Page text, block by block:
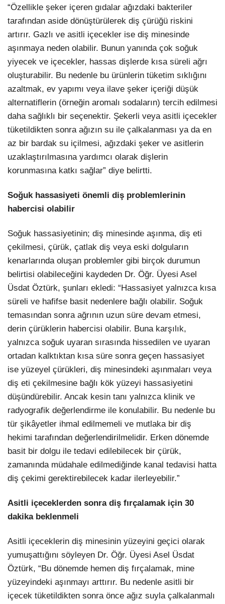
“Özellikle şeker içeren gıdalar ağızdaki bakteriler
tarafından aside dönüştürülerek diş çürüğü riskini
artırır. Gazlı ve asitli içecekler ise diş minesinde
aşınmaya neden olabilir. Bunun yanında çok soğuk
yiyecek ve içecekler, hassas dişlerde kısa süreli ağrı
oluşturabilir. Bu nedenle bu ürünlerin tüketim sıklığını
azaltmak, ev yapımı veya ilave şeker içeriği düşük
alternatiflerin (örneğin aromalı sodaların) tercih edilmesi
daha sağlıklı bir seçenektir. Şekerli veya asitli içecekler
tüketildikten sonra ağızın su ile çalkalanması ya da en
az bir bardak su içilmesi, ağızdaki şeker ve asitlerin
uzaklaştırılmasına yardımcı olarak dişlerin
korunmasına katkı sağlar” diye belirtti.
Soğuk hassasiyeti önemli diş problemlerinin
habercisi olabilir
Soğuk hassasiyetinin; diş minesinde aşınma, diş eti
çekilmesi, çürük, çatlak diş veya eski dolguların
kenarlarında oluşan problemler gibi birçok durumun
belirtisi olabileceğini kaydeden Dr. Öğr. Üyesi Asel
Üsdat Öztürk, şunları ekledi: “Hassasiyet yalnızca kısa
süreli ve hafifse basit nedenlere bağlı olabilir. Soğuk
temasından sonra ağrının uzun süre devam etmesi,
derin çürüklerin habercisi olabilir. Buna karşılık,
yalnızca soğuk uyaran sırasında hissedilen ve uyaran
ortadan kalktıktan kısa süre sonra geçen hassasiyet
ise yüzeyel çürükleri, diş minesindeki aşınmaları veya
diş eti çekilmesine bağlı kök yüzeyi hassasiyetini
düşündürebilir. Ancak kesin tanı yalnızca klinik ve
radyografik değerlendirme ile konulabilir. Bu nedenle bu
tür şikâyetler ihmal edilmemeli ve mutlaka bir diş
hekimi tarafından değerlendirilmelidir. Erken dönemde
basit bir dolgu ile tedavi edilebilecek bir çürük,
zamanında müdahale edilmediğinde kanal tedavisi hatta
diş çekimi gerektirebilecek kadar ilerleyebilir.”
Asitli içeceklerden sonra diş fırçalamak için 30
dakika beklenmeli
Asitli içeceklerin diş minesinin yüzeyini geçici olarak
yumuşattığını söyleyen Dr. Öğr. Üyesi Asel Üsdat
Öztürk, “Bu dönemde hemen diş fırçalamak, mine
yüzeyindeki aşınmayı arttırır. Bu nedenle asitli bir
içecek tüketildikten sonra önce ağız suyla çalkalanmalı